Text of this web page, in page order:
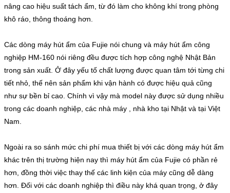
nâng cao hiệu suất tách ẩm, từ đó làm cho không khí trong phòng
khô ráo, thông thoáng hơn.
Các dòng máy hút ẩm của Fujie nói chung và máy hút ẩm công
nghiệp HM-160 nói riêng đều được tích hợp công nghệ Nhật Bản
trong sản xuất. Ở đây yếu tố chất lượng được quan tâm tới từng chi
tiết nhỏ, thế nên sản phẩm khi vận hành có được hiệu quả cũng
như sự bền bỉ cao. Chính vì vậy mà model này được sử dụng nhiều
trong các doanh nghiệp, các nhà máy , nhà kho tại Nhật và tại Việt
Nam.
Ngoài ra so sánh mức chi phí mua thiết bị với các dòng máy hút ẩm
khác trên thị trường hiện nay thì máy hút ẩm của Fujie có phần rẻ
hơn, đồng thời việc thay thế các linh kiện của máy cũng dễ dàng
hơn. Đối với các doanh nghiệp thì điều này khá quan trọng, ở đây